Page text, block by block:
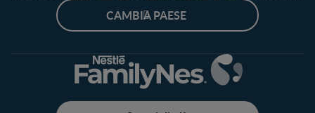
CAMBIA PAESE